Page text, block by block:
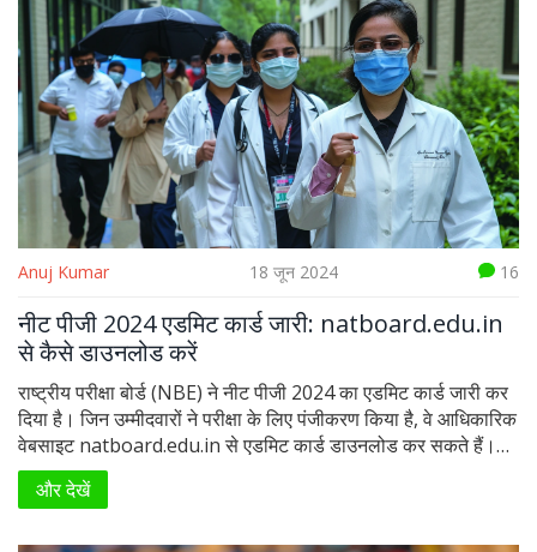
Anuj Kumar 18 जून 2024 16
नीट पीजी 2024 एडमिट कार्ड जारी: natboard.edu.in
से कैसे डाउनलोड करें
राष्ट्रीय परीक्षा बोर्ड (NBE) ने नीट पीजी 2024 का एडमिट कार्ड जारी कर
दिया है। जिन उम्मीदवारों ने परीक्षा के लिए पंजीकरण किया है, वे आधिकारिक
वेबसाइट natboard.edu.in से एडमिट कार्ड डाउनलोड कर सकते हैं।
एडमिट कार्ड डाउनलोड करने के लिए, उम्मीदवारों को अपने यूजर आईडी और
पासवर्ड से लॉगिन करना होगा। परीक्षा 23 जून को आयोजित की जाएगी और
और देखें